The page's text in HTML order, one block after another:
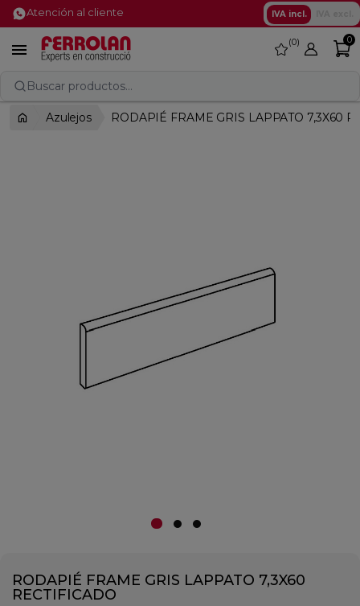
Atención al cliente IVA incl.
 favorite
0 0
Buscar productos...
Azulejos RODAPIÉ FRAME GRIS LAPPATO 7,3X60
RODAPIÉ FRAME GRIS LAPPATO 7,3X60
RECTIFICADO